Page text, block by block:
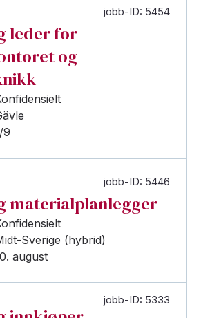
jobb-ID: 5454
leder for
og
9
jobb-ID: 5446
materialplanlegger
Sverige (hybrid)
august
jobb-ID: 5333